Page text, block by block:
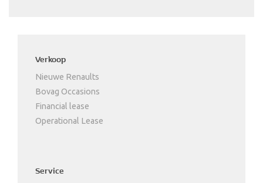
Verkoop
Nieuwe Renaults
Bovag Occasions
Financial lease
Operational Lease
Service